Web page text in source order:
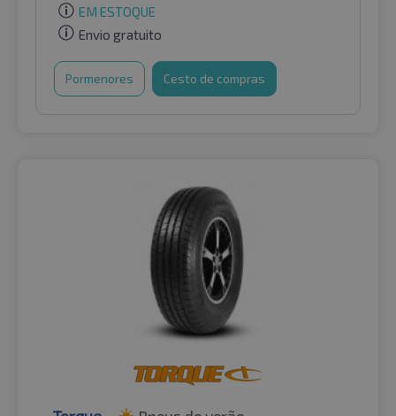
EM ESTOQUE
Envio gratuito
Pormenores Cesto de compras